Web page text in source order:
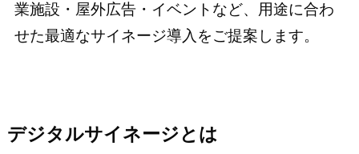
業施設・屋外広告・イベントなど、用途に合わ
せた最適なサイネージ導入をご提案します。
デジタルサイネージとは